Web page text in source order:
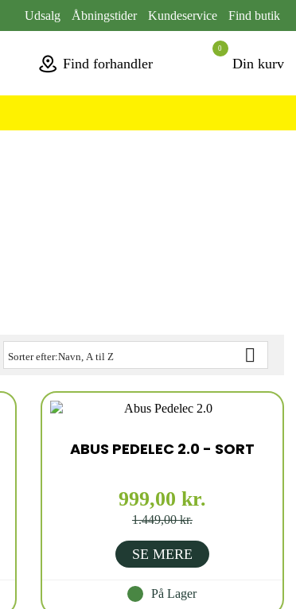
Udsalg Åbningstider Kundeservice Find butik
0
Din kurv
Find forhandler
Sorter efter:Navn, A til Z 
ABUS PEDELEC 2.0 - SORT
999,00 kr.
1.449,00 kr.
SE MERE
På Lager